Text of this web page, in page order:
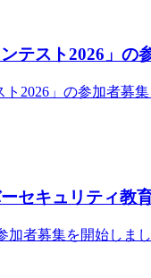
テスト2026」の
2026」の参加者募
セキュリティ教
者募集を開始しまし